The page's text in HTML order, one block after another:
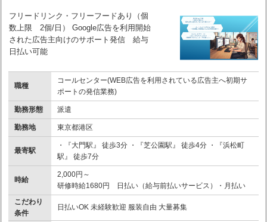
フリードリンク・フリーフードあり（個
数上限 2個/日） Google広告を利用開始
された広告主向けのサポート発信 給与
日払い可能
職種
コールセンター(WEB広告を利用されている広告主へ初期サ
ポートの発信業務)
勤務形態 派遣
勤務地 東京都港区
最寄駅
・『大門駅』 徒歩3分 ・『芝公園駅』 徒歩4分 ・『浜松町
駅』 徒歩7分
時給
2,000円～
研修時給1680円 日払い（給与前払いサービス）・月払い
こだわり
条件
日払いOK 未経験歓迎 服装自由 大量募集